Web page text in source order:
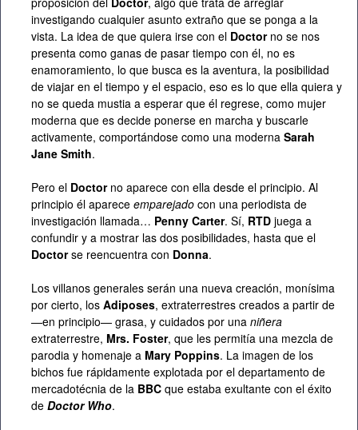
investigando cualquier asunto extraño que se ponga a la
vista. La idea de que quiera irse con el Doctorno se nos
presenta como ganas de pasar tiempo con él, no es
enamoramiento, lo que busca es la aventura, la posibilidad
de viajar en el tiempo y el espacio, eso es lo que ella quiera y
no se queda mustia a esperar que él regrese, como mujer
moderna que es decide ponerse en marcha y buscarle
activamente, comportándose como una moderna Sarah
Jane Smith.
Pero el Doctorno aparece con ella desde el principio. Al
principio él aparece emparejado con una periodista de
investigación llamada… Penny Carter. Sí, RTD juega a
confundir y a mostrar las dos posibilidades, hasta que el
Doctorse reencuentra con Donna.
Los villanos generales serán una nueva creación, monísima
por cierto, los Adiposes, extraterrestres creados a partir de
—en principio— grasa, y cuidados por una niñera
extraterrestre, Mrs. Foster, que les permitía una mezcla de
parodia y homenaje a Mary Poppins. La imagen de los
bichos fue rápidamente explotada por el departamento de
mercadotécnia de la BBC que estaba exultante con el éxito
de Doctor Who.